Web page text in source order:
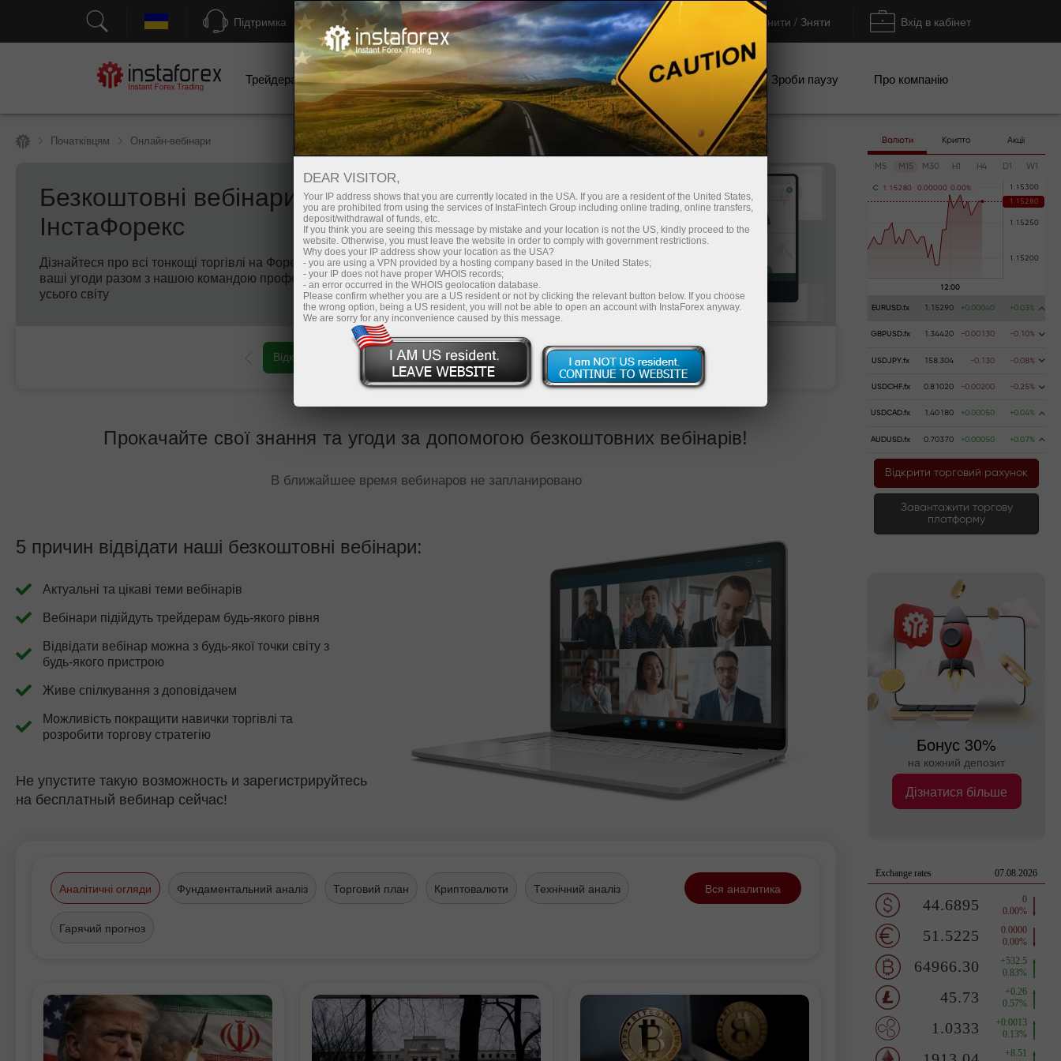
Підтримка Швидке відкриття рахунку Торгова платформа Поповнити / Зняти Вхід в кабінет
Трейдерам Початківцям Інвесторам Партнерам Промоакції Зроби паузу Про компанію
Початківцям Онлайн-вебінари
Безкоштовні вебінари від
ІнстаФорекс
Дізнайтеся про всі тонкощі торгівлі на Форекс і прокачайте
ваші угоди разом з нашою командою професійних експертів з
усього світу
Відкрити торговий рахунок Відкрити демо-рахунок
Прокачайте свої знання та угоди за допомогою безкоштовних вебінарів!
В ближайшее время вебинаров не запланировано
5 причин відвідати наші безкоштовні вебінари:
Актуальні та цікаві теми вебінарів
Вебінари підійдуть трейдерам будь-якого рівня
Відвідати вебінар можна з будь-якої точки світу з
будь-якого пристрою
Живе спілкування з доповідачем
Можливість покращити навички торгівлі та
розробити торгову стратегію
Не упустите такую возможность и зарегистрируйтесь
на бесплатный вебинар сейчас!
Аналітичні огляди Фундаментальний аналіз Торговий план Криптовалюти Технічний аналіз
Гарячий прогноз
Вся аналитика
Валюти Крипто Акції
M5 M15 M30 H1 H4 D1 W1
C 1 . 1 52 80 0 .00000 0 .00%
EURUSD.fx 1.15290 +0.00040 +0.03%
GBPUSD.fx 1.34420 -0.00130 -0.10%
USDJPY.fx 158.304 -0.130 -0.08%
USDCHF.fx 0.81020 -0.00200 -0.25%
USDCAD.fx 1.40180 +0.00050 +0.04%
AUDUSD.fx 0.70370 +0.00050 +0.07%
Відкрити торговий рахунок
Завантажити торгову
платформу
Бонус 30%
на кожний депозит
Дізнатися більше
DEAR VISITOR,
Your IP address shows that you are currently located in the USA. If you are a resident of the United States,
you are prohibited from using the services of InstaFintech Group including online trading, online transfers,
deposit/withdrawal of funds, etc.
If you think you are seeing this message by mistake and your location is not the US, kindly proceed to the
website. Otherwise, you must leave the website in order to comply with government restrictions.
Why does your IP address show your location as the USA?
- you are using a VPN provided by a hosting company based in the United States;
- your IP does not have proper WHOIS records;
- an error occurred in the WHOIS geolocation database.
Please confirm whether you are a US resident or not by clicking the relevant button below. If you choose
the wrong option, being a US resident, you will not be able to open an account with InstaForex anyway.
We are sorry for any inconvenience caused by this message.